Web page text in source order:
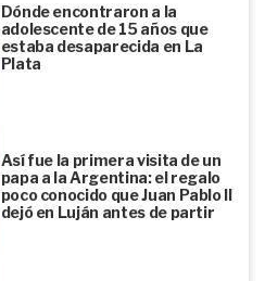
Dónde encontraron a la
adolescente de 15 años que
estaba desaparecida en La
Plata
Así fue la primera visita de un
papa a la Argentina: el regalo
poco conocido que Juan Pablo II
dejó en Luján antes de partir